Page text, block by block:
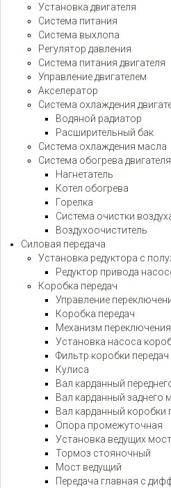
Установка двигателя
Система питания
Система выхлопа
Регулятор давления
Система питания двигателя
Управление двигателем
Акселератор
Система охлаждения
Водяной радиатор
Расширительный бак
Система охлаждения масла
Система обогрева двигателя
Нагнетатель
Котел обогрева
Горелка
Система очистки
Воздухоочиститель
Силовая передача
Установка редуктора с
Редуктор привода
Коробка передач
Управление
Коробка передач
Механизм переключения
Установка насоса
Фильтр коробки передач
Кулиса
Вал карданный
Вал карданный заднего
Вал карданный коробки
Опора промежуточная
Установка ведущих
Тормоз стояночный
Мост ведущий
Передача главная с